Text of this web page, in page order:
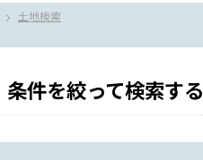
土地検索
条件を絞って検索する